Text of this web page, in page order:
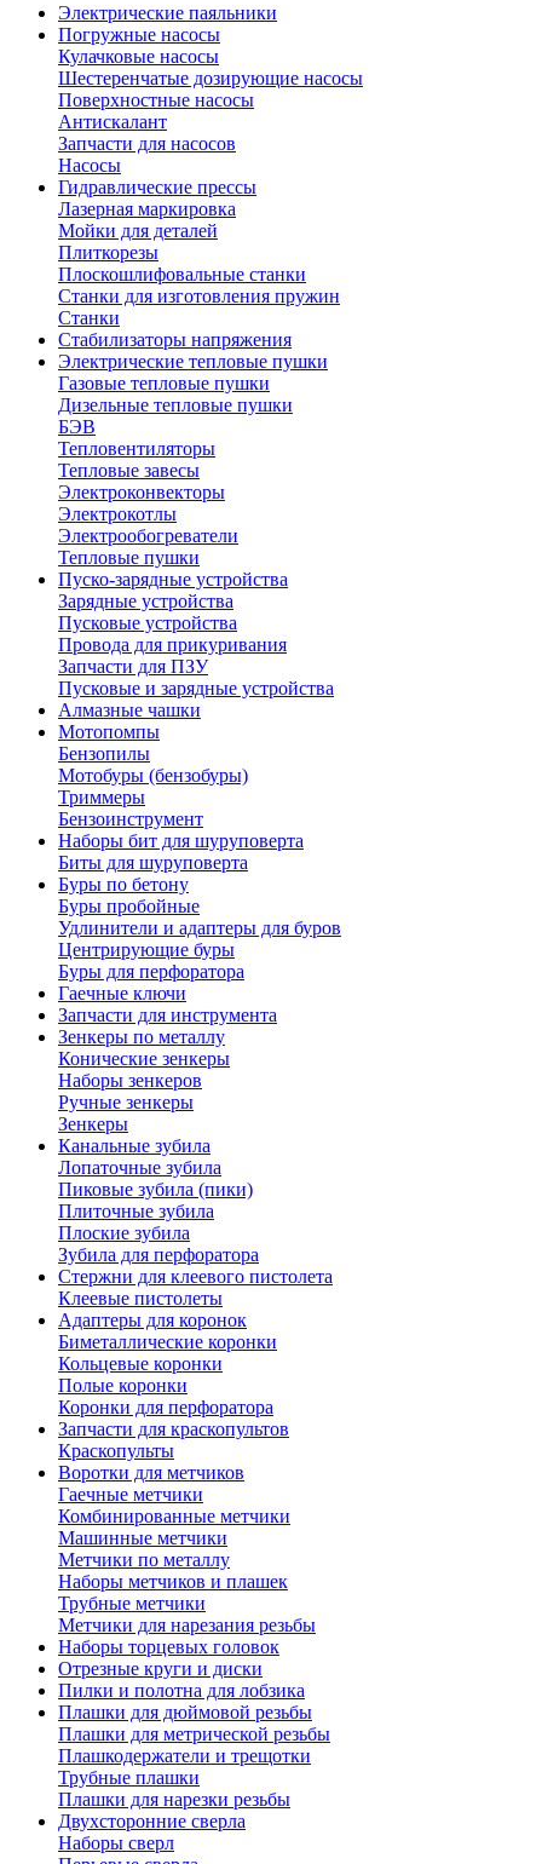
Электрические паяльники
Погружные насосы
Кулачковые насосы
Шестеренчатые дозирующие насосы
Поверхностные насосы
Антискалант
Запчасти для насосов
Насосы
Гидравлические прессы
Лазерная маркировка
Мойки для деталей
Плиткорезы
Плоскошлифовальные станки
Станки для изготовления пружин
Станки
Стабилизаторы напряжения
Электрические тепловые пушки
Газовые тепловые пушки
Дизельные тепловые пушки
БЭВ
Тепловентиляторы
Тепловые завесы
Электроконвекторы
Электрокотлы
Электрообогреватели
Тепловые пушки
Пуско-зарядные устройства
Зарядные устройства
Пусковые устройства
Провода для прикуривания
Запчасти для ПЗУ
Пусковые и зарядные устройства
Алмазные чашки
Мотопомпы
Бензопилы
Мотобуры (бензобуры)
Триммеры
Бензоинструмент
Наборы бит для шуруповерта
Биты для шуруповерта
Буры по бетону
Буры пробойные
Удлинители и адаптеры для буров
Центрирующие буры
Буры для перфоратора
Гаечные ключи
Запчасти для инструмента
Зенкеры по металлу
Конические зенкеры
Наборы зенкеров
Ручные зенкеры
Зенкеры
Канальные зубила
Лопаточные зубила
Пиковые зубила (пики)
Плиточные зубила
Плоские зубила
Зубила для перфоратора
Стержни для клеевого пистолета
Клеевые пистолеты
Адаптеры для коронок
Биметаллические коронки
Кольцевые коронки
Полые коронки
Коронки для перфоратора
Запчасти для краскопультов
Краскопульты
Воротки для метчиков
Гаечные метчики
Комбинированные метчики
Машинные метчики
Метчики по металлу
Наборы метчиков и плашек
Трубные метчики
Метчики для нарезания резьбы
Наборы торцевых головок
Отрезные круги и диски
Пилки и полотна для лобзика
Плашки для дюймовой резьбы
Плашки для метрической резьбы
Плашкодержатели и трещотки
Трубные плашки
Плашки для нарезки резьбы
Двухсторонние сверла
Наборы сверл